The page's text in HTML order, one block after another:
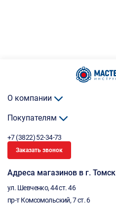
О компании
Покупателям
+7 (3822) 52-34-73
Заказать звонок
Адреса магазинов в г. Томск
ул. Шевченко, 44 ст. 46
пр-т Комсомольский, 7 ст. 6